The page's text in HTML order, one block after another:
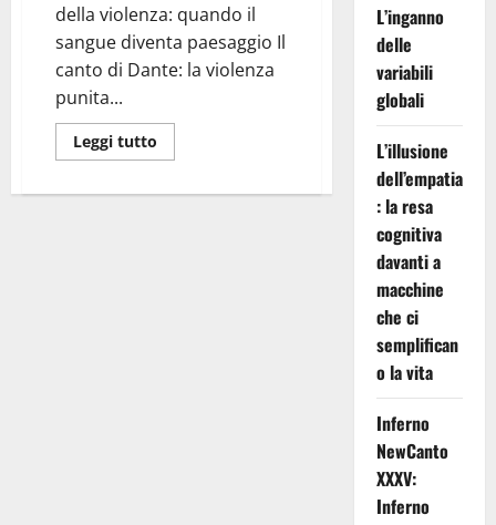
della violenza: quando il
sangue diventa paesaggio Il
canto di Dante: la violenza
punita...
Leggi tutto
di
Inferno
L’inganno
delle
variabili
globali
L’illusione
dell’empatia
: la resa
cognitiva
davanti a
macchine
che ci
semplifican
o la vita
Inferno
NewCanto
XXXV:
Inferno